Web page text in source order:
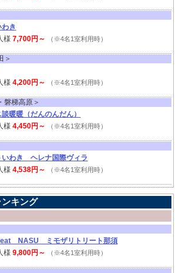
き
様 7,700円～ （※4名1室利用時）
＞
様 4,200円～ （※4名1室利用時）
磐梯高原＞
暖暖（だんのんだん）
様 4,450円～ （※4名1室利用時）
いわき ヘレナ国際ヴィラ
様 4,538円～ （※4名1室利用時）
キング
NASU ミモザリトリート那須
様 9,800円～ （※4名1室利用時）